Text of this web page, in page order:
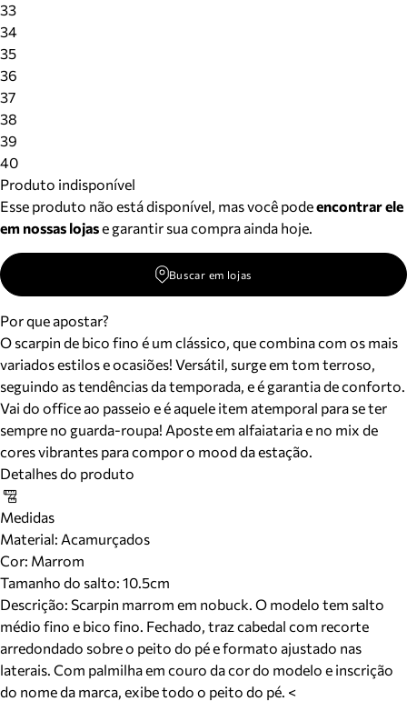
33
34
35
36
37
38
39
40
Produto indisponível
Esse produto não está disponível, mas você podeencontrar ele
em nossas lojase garantir sua compra ainda hoje.
Buscar em lojas
Por que apostar?
O scarpin de bico fino é um clássico, que combina com os mais
variados estilos e ocasiões! Versátil, surge em tom terroso,
seguindo as tendências da temporada, e é garantia de conforto.
Vai do office ao passeio e é aquele item atemporal para se ter
sempre no guarda-roupa! Aposte em alfaiataria e no mix de
cores vibrantes para compor o mood da estação.
Detalhes do produto
Medidas
Material: Acamurçados
Cor: Marrom
Tamanho do salto: 10.5cm
Descrição: Scarpin marrom em nobuck. O modelo tem salto
médio fino e bico fino. Fechado, traz cabedal com recorte
arredondado sobre o peito do pé e formato ajustado nas
laterais. Com palmilha em couro da cor do modelo e inscrição
do nome da marca, exibe todo o peito do pé. <